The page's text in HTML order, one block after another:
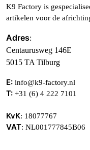
K9 Factory is
artikelen voor de
Adres:
Centaurusweg 146E
5015 TA Tilburg
E: info@k9-factory.nl
T: +31 (6) 4 222 7101
KvK: 18077767
VAT: NL001777845B06